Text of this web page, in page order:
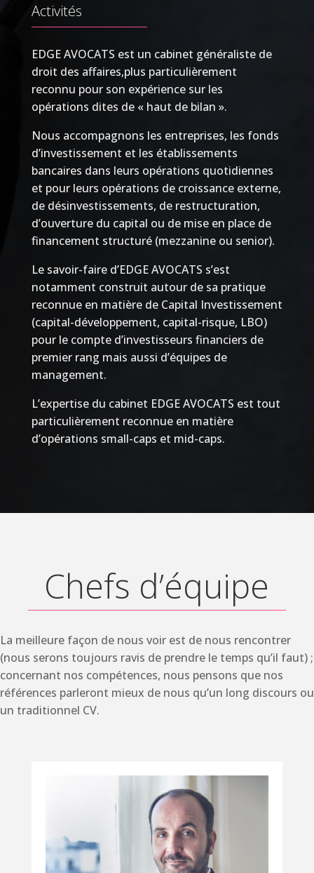
Activités
EDGE AVOCATS est un cabinet généraliste de
droit des affaires,plus particulièrement
reconnu pour son expérience sur les
opérations dites de « haut de bilan ».
Nous accompagnons les entreprises, les fonds
d’investissement et les établissements
bancaires dans leurs opérations quotidiennes
et pour leurs opérations de croissance externe,
de désinvestissements, de restructuration,
d’ouverture du capital ou de mise en place de
financement structuré (mezzanine ou senior).
Le savoir-faire d’EDGE AVOCATS s’est
notamment construit autour de sa pratique
reconnue en matière de Capital Investissement
(capital-développement, capital-risque, LBO)
pour le compte d’investisseurs financiers de
premier rang mais aussi d’équipes de
management.
L’expertise du cabinet EDGE AVOCATS est tout
particulièrement reconnue en matière
d’opérations small-caps et mid-caps.
Chefs d’équipe
La meilleure façon de nous voir est de nous rencontrer
(nous serons toujours ravis de prendre le temps qu’il faut) ;
concernant nos compétences, nous pensons que nos
références parleront mieux de nous qu’un long discours ou
un traditionnel CV.